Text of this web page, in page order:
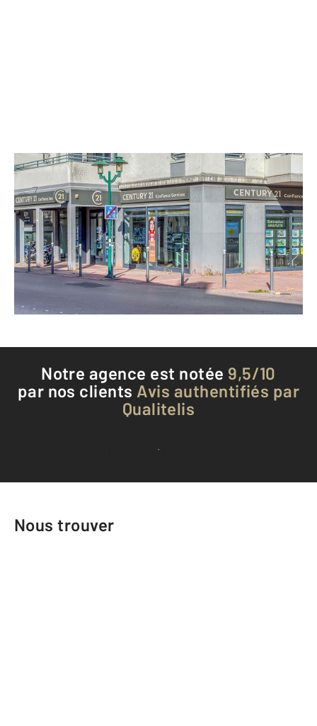
CENTURY 21 Confiance Services
1 avenue de la Gare
RUMILLY - 74150
Envoyer un message
Téléphoner à l'agence
Notre agence est notée 9,5/10
par nos clients Avis authentifiés par
Qualitelis
Voir tous les avis clients
Nous trouver